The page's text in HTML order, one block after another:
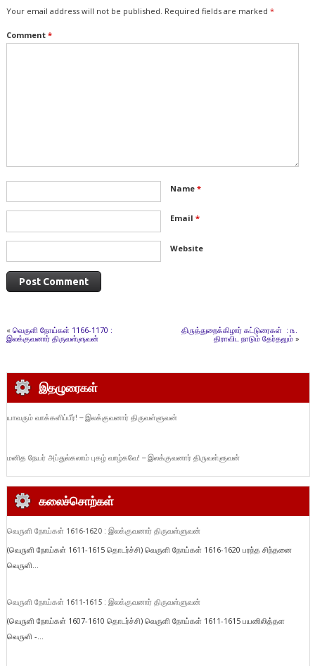
Your email address will not be published. Required fields are marked *
Comment *
Name *
Email *
Website
« வெருளி நோய்கள் 1166-1170 :
இலக்குவனார் திருவள்ளுவன்
திருத்துறைக்கிழார் கட்டுரைகள் : ௩.
திராவிட நாடும் தேர்தலும் »
இதழுரைகள்
யாவரும் வாக்களிப்பீர்! – இலக்குவனார் திருவள்ளுவன்
மனித நேயர் அப்துல்கலாம் புகழ் வாழ்கவே! – இலக்குவனார் திருவள்ளுவன்
கலைச்சொற்கள்
வெருளி நோய்கள் 1616-1620 : இலக்குவனார் திருவள்ளுவன்
(வெருளி நோய்கள் 1611-1615 தொடர்ச்சி) வெருளி நோய்கள் 1616-1620 பரந்த சிந்தனை
வெருளி...
வெருளி நோய்கள் 1611-1615 : இலக்குவனார் திருவள்ளுவன்
(வெருளி நோய்கள் 1607-1610 தொடர்ச்சி) வெருளி நோய்கள் 1611-1615 பயனிலித்தள
வெருளி -...